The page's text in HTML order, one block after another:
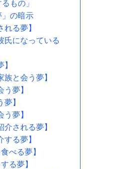
もの」
」の暗示
れる夢】
氏になっている
族と会う夢】
う夢】
夢】
う夢】
介される夢】
する夢】
べる夢】
る夢】